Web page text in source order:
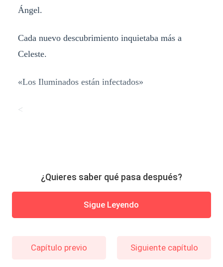
Ángel.
Cada nuevo descubrimiento inquietaba más a
Celeste.
«Los Iluminados están infectados»
<
¿Quieres saber qué pasa después?
Sigue Leyendo
Capítulo previo Siguiente capítulo